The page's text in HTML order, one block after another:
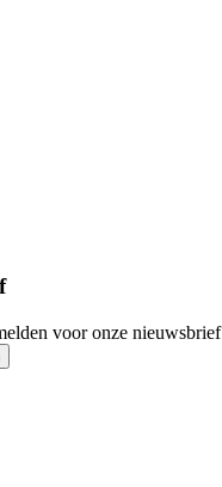
voor onze nieuwsbrief